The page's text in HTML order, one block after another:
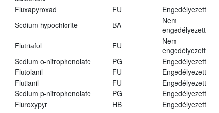
Fluxapyroxad
FU
Engedélyezett
Sodium hypochlorite
BA
Nem
engedélyezett
Flutriafol
FU
Nem
engedélyezett
Sodium o-nitrophenolate
PG
Engedélyezett
Flutolanil
FU
Engedélyezett
Flutianil
FU
Engedélyezett
Sodium p-nitrophenolate
PG
Engedélyezett
Fluroxypyr
HB
Engedélyezett